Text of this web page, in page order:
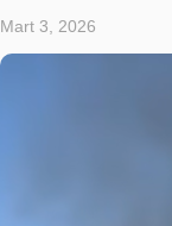
Mart 3, 2026